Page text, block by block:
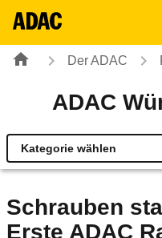
Der ADAC
ADAC
Kategorie wählen
ADAC zu Mobilität
Schrauben
Erste ADAC